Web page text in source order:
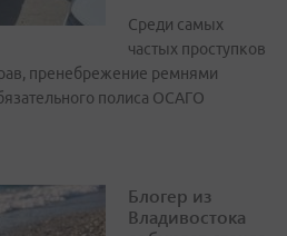
Среди самых
частых проступков
пренебрежение ремнями
полиса ОСАГО
Блогер из
Владивостока